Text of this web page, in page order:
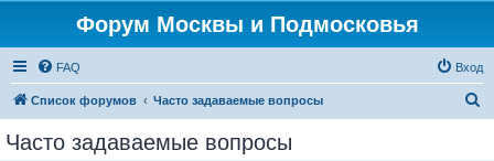
Форум Москвы и Подмосковья
FAQ Вход
Список форумов Часто задаваемые вопросы
Часто задаваемые вопросы